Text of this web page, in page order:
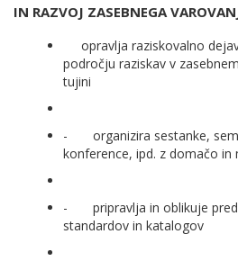
IN RAZVOJ ZASEBNEGA
opravlja raziskovalno
področju raziskav v
tujini
- organizira sestanke,
konference, ipd. z domačo in
- pripravlja in oblikuje
standardov in katalogov